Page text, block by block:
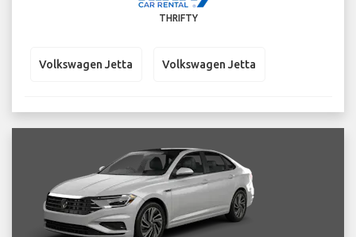
THRIFTY
Volkswagen Jetta Volkswagen Jetta